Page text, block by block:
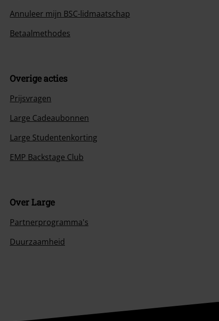
Annuleer mijn BSC-lidmaatschap
Betaalmethodes
Overige acties
Prijsvragen
Large Cadeaubonnen
Large Studentenkorting
EMP Backstage Club
Over Large
Partnerprogramma's
Duurzaamheid